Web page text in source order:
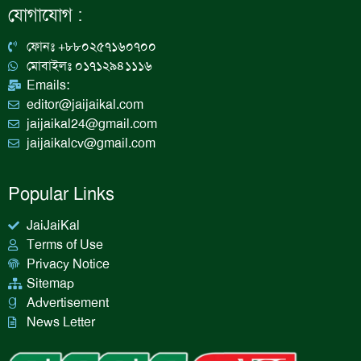
b
o
a
g
a
m
n
যোগাযোগ :
ফোনঃ +৮৮০২৫৭১৬০৭০০
মোবাইলঃ ০১৭১২৯৪১১১৬
Emails:
editor@jaijaikal.com
jaijaikal24@gmail.com
jaijaikalcv@gmail.com
Popular Links
JaiJaiKal
Terms of Use
Privacy Notice
Sitemap
Advertisement
News Letter